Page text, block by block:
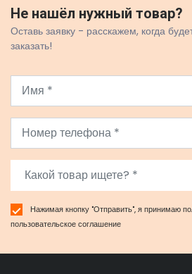
Не нашёл нужный товар?
Оставь заявку - расскажем, когда
заказать!
Нажимая кнопку "Отправить", я принимаю
пользовательское соглашение